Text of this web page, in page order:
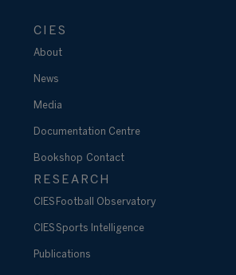
CIES
About
News
Media
Documentation Centre
Bookshop Contact
RESEARCH
CIES Football Observatory
CIES Sports Intelligence
Publications